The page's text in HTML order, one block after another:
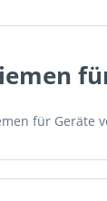
für Geräte